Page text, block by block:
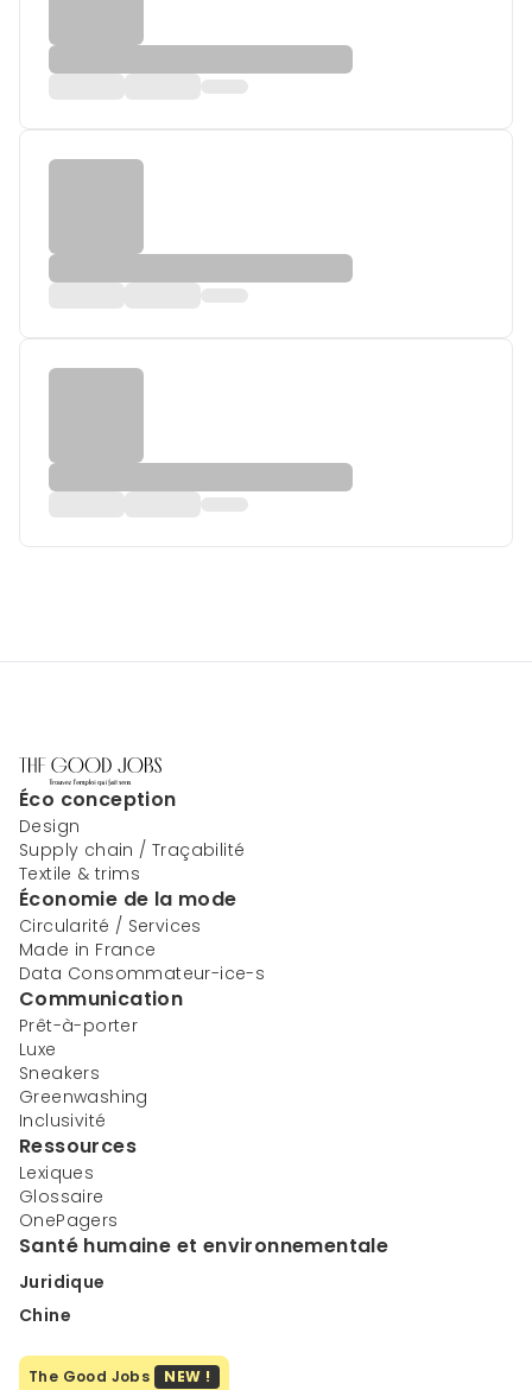
Éco conception
Design
Supply chain / Traçabilité
Textile & trims
Économie de la mode
Circularité / Services
Made in France
Data Consommateur-ice-s
Communication
Prêt-à-porter
Luxe
Sneakers
Greenwashing
Inclusivité
Ressources
Lexiques
Glossaire
OnePagers
Santé humaine et environnementale
Juridique
Chine
The Good Jobs NEW !